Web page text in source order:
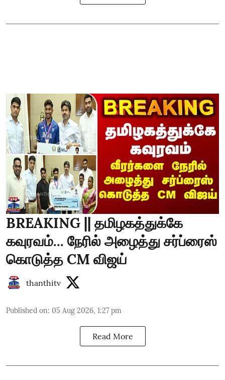
BREAKING || தமிழகத்துக்கே
கவுரவம்... நேரில் அழைத்து சர்ப்ரைஸ்
கொடுத்த CM விஜய்
thanthitv
Published on: 05 Aug 2026, 1:27 pm
Read More